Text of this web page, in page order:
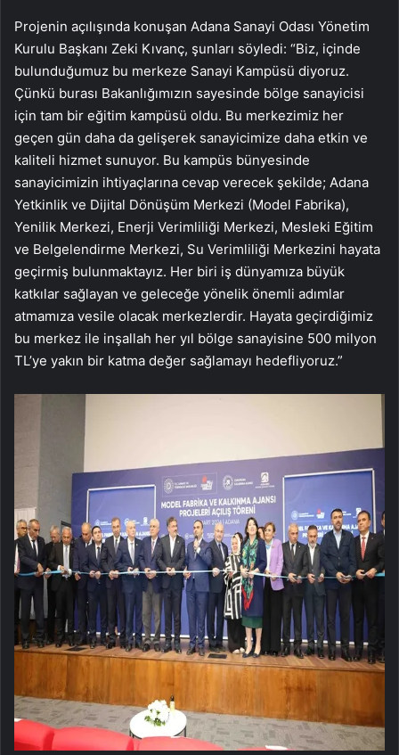
Projenin açılışında konuşan Adana Sanayi Odası Yönetim
Kurulu Başkanı Zeki Kıvanç, şunları söyledi: “Biz, içinde
bulunduğumuz bu merkeze Sanayi Kampüsü diyoruz.
Çünkü burası Bakanlığımızın sayesinde bölge sanayicisi
için tam bir eğitim kampüsü oldu. Bu merkezimiz her
geçen gün daha da gelişerek sanayicimize daha etkin ve
kaliteli hizmet sunuyor. Bu kampüs bünyesinde
sanayicimizin ihtiyaçlarına cevap verecek şekilde; Adana
Yetkinlik ve Dijital Dönüşüm Merkezi (Model Fabrika),
Yenilik Merkezi, Enerji Verimliliği Merkezi, Mesleki Eğitim
ve Belgelendirme Merkezi, Su Verimliliği Merkezini hayata
geçirmiş bulunmaktayız. Her biri iş dünyamıza büyük
katkılar sağlayan ve geleceğe yönelik önemli adımlar
atmamıza vesile olacak merkezlerdir. Hayata geçirdiğimiz
bu merkez ile inşallah her yıl bölge sanayisine 500 milyon
TL’ye yakın bir katma değer sağlamayı hedefliyoruz.”